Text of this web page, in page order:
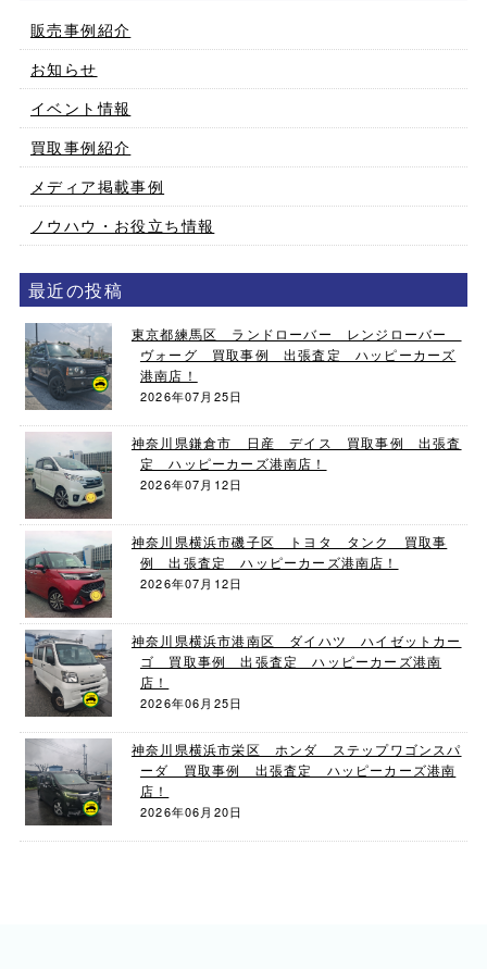
販売事例紹介
お知らせ
イベント情報
買取事例紹介
メディア掲載事例
ノウハウ・お役立ち情報
最近の投稿
東京都練馬区 ランドローバー レンジローバー
ヴォーグ 買取事例 出張査定 ハッピーカーズ
港南店！
2026年07月25日
神奈川県鎌倉市 日産 デイス 買取事例 出張査
定 ハッピーカーズ港南店！
2026年07月12日
神奈川県横浜市磯子区 トヨタ タンク 買取事
例 出張査定 ハッピーカーズ港南店！
2026年07月12日
神奈川県横浜市港南区 ダイハツ ハイゼットカー
ゴ 買取事例 出張査定 ハッピーカーズ港南
店！
2026年06月25日
神奈川県横浜市栄区 ホンダ ステップワゴンスパ
ーダ 買取事例 出張査定 ハッピーカーズ港南
店！
2026年06月20日